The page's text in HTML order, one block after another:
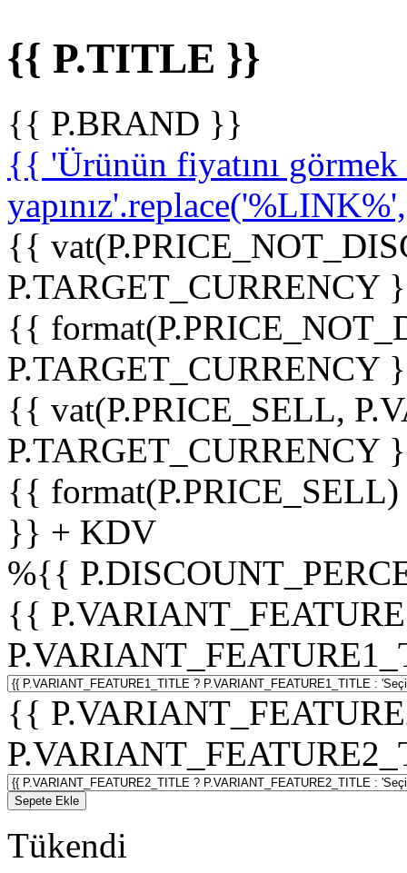
{{ P.TITLE }}
{{ P.BRAND }}
{{ 'Ürünün fiyatını
{{
P.TARGET_CURRENCY
{{
P.TARGET_CURRENCY
{{ vat(P.PRICE_SELL,
P.TARGET_CURRENCY
{{
}} + KDV
%{{
{{
{{
Sepete Ekle
Tükendi